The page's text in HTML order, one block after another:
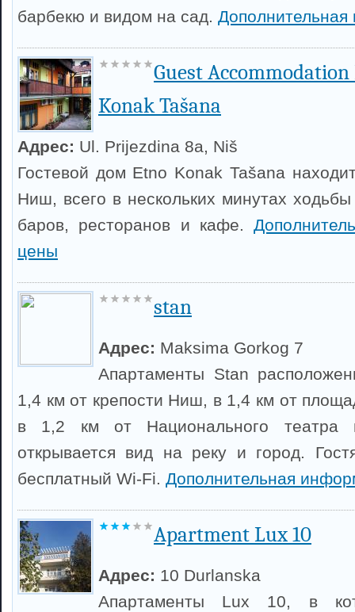
барбекю и видом на сад.
Guest
Konak Tašana
Адрес: Ul. Prijezdina 8a, Niš
Гостевой дом Etno Konak Tašana
Ниш, всего в нескольких минутах
баров, ресторанов и кафе.
цены
stan
Адрес: Maksima Gorkog 7
Апартаменты Stan
1,4 км от крепости Ниш, в 1,4 км от
в 1,2 км от Национального
открывается вид на реку и город.
бесплатный Wi-Fi. Дополнительная
Apartment Lux 10
Адрес: 10 Durlanska
Апартаменты Lux 10, в